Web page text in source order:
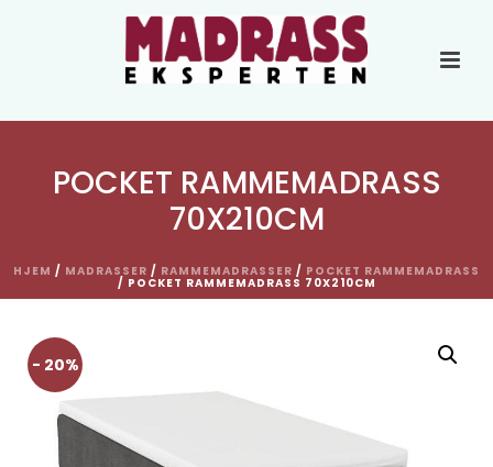
POCKET RAMMEMADRASS
70X210CM
HJEM / MADRASSER / RAMMEMADRASSER / POCKET RAMMEMADRASS
/ POCKET RAMMEMADRASS 70X210CM
- 20%